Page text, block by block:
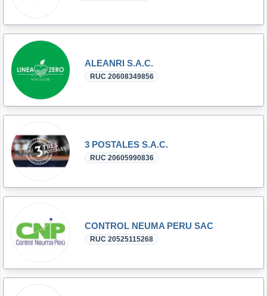
ALEANRI S.A.C.
RUC 20608349856
3 POSTALES S.A.C.
RUC 20605990836
CONTROL NEUMA PERU SAC
RUC 20525115268